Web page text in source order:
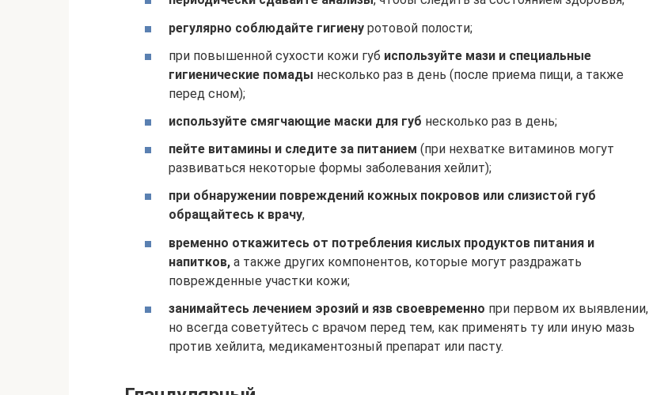
регулярно соблюдайте гигиену ротовой полости;
при повышенной сухости кожи губ используйте мази и специальные
гигиенические помады несколько раз в день (после приема пищи, а также
перед сном);
используйте смягчающие маски для губ несколько раз в день;
пейте витамины и следите за питанием (при нехватке витаминов могут
развиваться некоторые формы заболевания хейлит);
при обнаружении повреждений кожных покровов или слизистой губ
обращайтесь к врачу,
временно откажитесь от потребления кислых продуктов питания и
напитков, а также других компонентов, которые могут раздражать
поврежденные участки кожи;
занимайтесь лечением эрозий и язв своевременно при первом их выявлении,
но всегда советуйтесь с врачом перед тем, как применять ту или иную мазь
против хейлита, медикаментозный препарат или пасту.